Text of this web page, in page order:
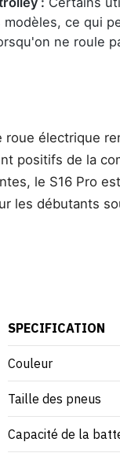
ce qui
ne roule
roue électrique
positifs de la
le S16 Pro
les débutants
SPECIFICATION
Couleur
Taille des pneus
Capacité de la